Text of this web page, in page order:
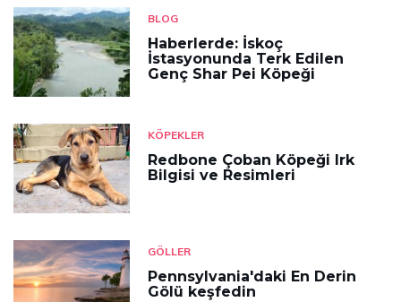
BLOG
Haberlerde: İskoç
İstasyonunda Terk Edilen
Genç Shar Pei Köpeği
KÖPEKLER
Redbone Çoban Köpeği Irk
Bilgisi ve Resimleri
GÖLLER
Pennsylvania'daki En Derin
Gölü keşfedin